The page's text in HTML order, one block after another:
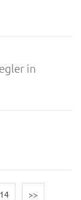
in
14 >>